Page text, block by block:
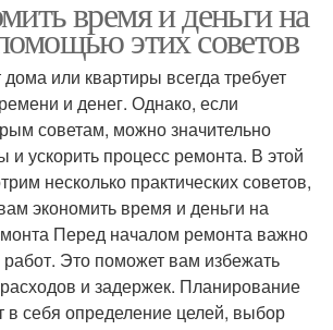
время и деньги на
этих советов
или квартиры всегда требует
и денег. Однако, если
советам, можно значительно
и ускорить процесс ремонта. В этой
несколько практических советов,
экономить время и деньги на
Перед началом ремонта важно
работ. Это поможет вам избежать
и задержек. Планирование
в себя определение целей, выбор